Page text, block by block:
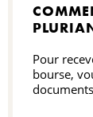
Pour
bourse,